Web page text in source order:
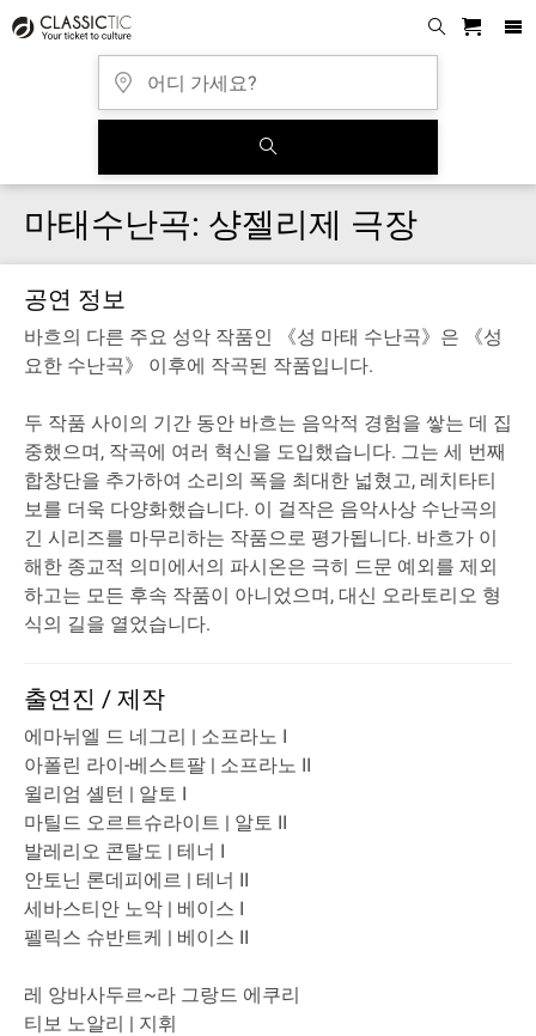
마태수난곡: 샹젤리제 극장
공연 정보
바흐의 다른 주요 성악 작품인 《성 마태 수난곡》은 《성
요한 수난곡》 이후에 작곡된 작품입니다.
두 작품 사이의 기간 동안 바흐는 음악적 경험을 쌓는 데 집
중했으며, 작곡에 여러 혁신을 도입했습니다. 그는 세 번째
합창단을 추가하여 소리의 폭을 최대한 넓혔고, 레치타티
보를 더욱 다양화했습니다. 이 걸작은 음악사상 수난곡의
긴 시리즈를 마무리하는 작품으로 평가됩니다. 바흐가 이
해한 종교적 의미에서의 파시온은 극히 드문 예외를 제외
하고는 모든 후속 작품이 아니었으며, 대신 오라토리오 형
식의 길을 열었습니다.
출연진 / 제작
에마뉘엘 드 네그리 | 소프라노 I
아폴린 라이-베스트팔 | 소프라노 II
윌리엄 셸턴 | 알토 I
마틸드 오르트슈라이트 | 알토 II
발레리오 콘탈도 | 테너 I
안토닌 론데피에르 | 테너 II
세바스티안 노악 | 베이스 I
펠릭스 슈반트케 | 베이스 II
레 앙바사두르~라 그랑드 에쿠리
티보 노알리 | 지휘